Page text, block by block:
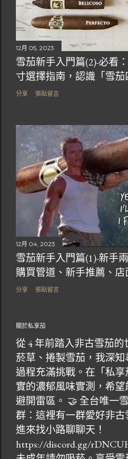
12月 05, 2023
雪茄新手入門篇(2)-必看
寸選擇指南，認識「雪茄
分享 張貼留言
12月 04, 2023
雪茄新手入門篇(1)-新手
購買管道、新手推薦、店
分享 張貼留言
關於私享茄
從 4 年前踏入非古雪茄
菸草、捲製雪茄，我深
過程充滿挑戰。在「私
實的濃郁風味實測，希
避開雷區。 🤝 全台唯一
群：這裡有一群愛好非
進來找小路聊聊天！
https://discord.gg/